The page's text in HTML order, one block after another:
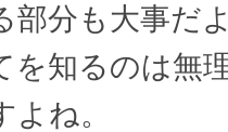
部分も大事だ
を知るのは無
よね。